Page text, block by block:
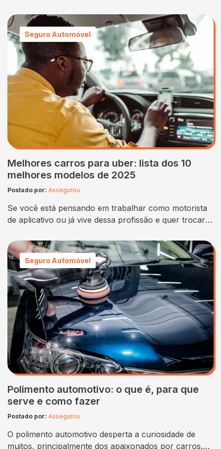
ou novato, encontrar o seguro ideal é indispensável
para garantir segurança e tranquilidade nas estradas.
Neste artigo, apresentaremos o TOP 7 de 2025,
destacando as principais opções de seguro de moto…
Seguro Automóvel
Melhores carros para uber: lista dos 10
melhores modelos de 2025
Postado por: Assegurou
Se você está pensando em trabalhar como motorista
de aplicativo ou já vive dessa profissão e quer trocar
extremamente importante. Afinal, o veículo é o seu
instrumento de trabalho e precisa unir conforto,
economia e praticidade. Os melhores carros para
Uber em 2025 são aqueles que…
Seguro Automóvel
Polimento automotivo: o que é, para que
serve e como fazer
Postado por: Assegurou
O polimento automotivo desperta a curiosidade de
muitos, principalmente dos apaixonados por carros.